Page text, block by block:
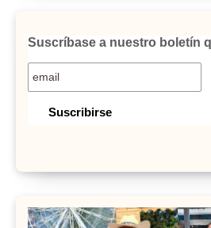
Suscríbase a nuestro boletín